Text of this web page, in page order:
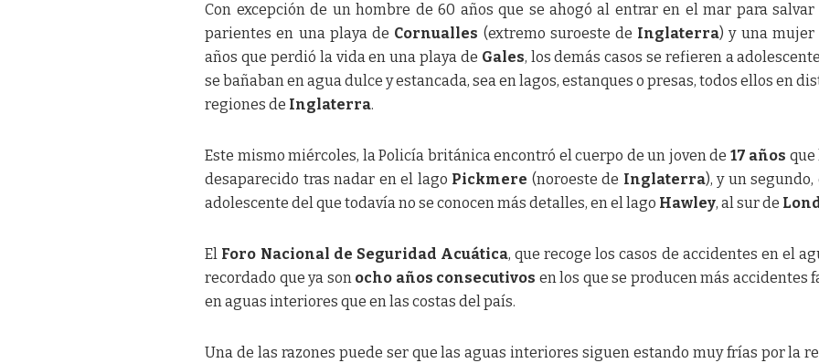
Con excepción de un hombre de 60 años que se ahogó al entrar en el mar para salvar
parientes en una playa de Cornualles (extremo suroeste de Inglaterra) y una mujer
años que perdió la vida en una playa de Gales, los demás casos se refieren a
se bañaban en agua dulce y estancada, sea en lagos, estanques o presas, todos ellos en
regiones de Inglaterra.
Este mismo miércoles, la Policía británica encontró el cuerpo de un joven de 17 años que
desaparecido tras nadar en el lago Pickmere (noroeste de Inglaterra), y un segundo,
adolescente del que todavía no se conocen más detalles, en el lago Hawley, al sur de
El Foro Nacional de Seguridad Acuática, que recoge los casos de accidentes en el
recordado que ya son ocho años consecutivos en los que se producen más accidentes
en aguas interiores que en las costas del país.
Una de las razones puede ser que las aguas interiores siguen estando muy frías por la